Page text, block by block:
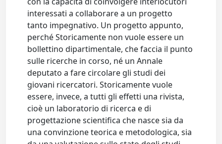
interessati a collaborare a un progetto
tanto impegnativo. Un progetto appunto,
perché Storicamente non vuole essere un
bollettino dipartimentale, che faccia il punto
sulle ricerche in corso, né un Annale
deputato a fare circolare gli studi dei
giovani ricercatori. Storicamente vuole
essere, invece, a tutti gli effetti una rivista,
cioè un laboratorio di ricerca e di
progettazione scientifica che nasce sia da
una convinzione teorica e metodologica, sia